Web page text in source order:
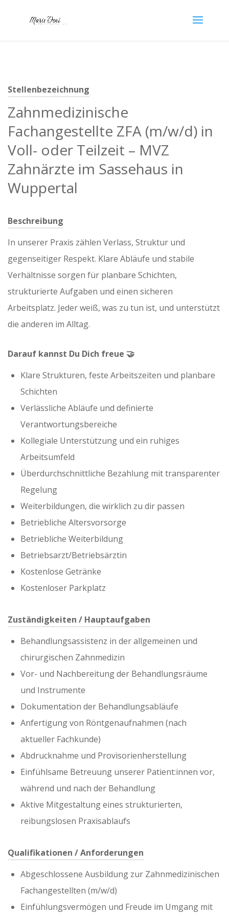
Stellenbezeichnung
Zahnmedizinische
Fachangestellte ZFA (m/w/d) in
Voll- oder Teilzeit – MVZ
Zahnärzte im Sassehaus in
Wuppertal
Beschreibung
In unserer Praxis zählen Verlass, Struktur und
gegenseitiger Respekt. Klare Abläufe und stabile
Verhältnisse sorgen für planbare Schichten,
strukturierte Aufgaben und einen sicheren
Arbeitsplatz. Jeder weiß, was zu tun ist, und unterstützt
die anderen im Alltag.
Darauf kannst Du Dich freue 🤝
Klare Strukturen, feste Arbeitszeiten und planbare
Schichten
Verlässliche Abläufe und definierte
Verantwortungsbereiche
Kollegiale Unterstützung und ein ruhiges
Arbeitsumfeld
Überdurchschnittliche Bezahlung mit transparenter
Regelung
Weiterbildungen, die wirklich zu dir passen
Betriebliche Altersvorsorge
Betriebliche Weiterbildung
Betriebsarzt/Betriebsärztin
Kostenlose Getränke
Kostenloser Parkplatz
Zuständigkeiten / Hauptaufgaben
Behandlungsassistenz in der allgemeinen und
chirurgischen Zahnmedizin
Vor- und Nachbereitung der Behandlungsräume
und Instrumente
Dokumentation der Behandlungsabläufe
Anfertigung von Röntgenaufnahmen (nach
aktueller Fachkunde)
Abdrucknahme und Provisorienherstellung
Einfühlsame Betreuung unserer Patient:innen vor,
während und nach der Behandlung
Aktive Mitgestaltung eines strukturierten,
reibungslosen Praxisablaufs
Qualifikationen / Anforderungen
Abgeschlossene Ausbildung zur Zahnmedizinischen
Fachangestellten (m/w/d)
Einfühlungsvermögen und Freude im Umgang mit